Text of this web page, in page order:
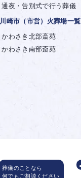
通夜・告別式で行う葬儀
川崎市（市営）火葬場一覧
かわさき北部斎苑
かわさき南部斎苑
葬儀のことなら
何でもご相談ください